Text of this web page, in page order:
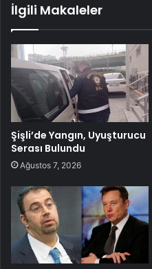
İlgili Makaleler
Şişli’de Yangın, Uyuşturucu
Serası Bulundu
Ağustos 7, 2026